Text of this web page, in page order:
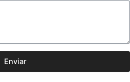
Enviar